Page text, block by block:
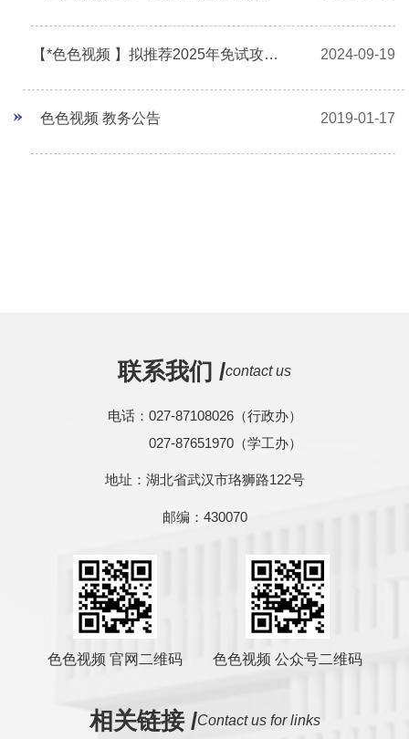
【*色色视频 】拟推荐2025年免试攻读硕士学位研究生公示名单 2024-09-19
色色视频 教务公告 2019-01-17
联系我们 /contact us
电话：027-87108026（行政办）
027-87651970（学工办）
地址：湖北省武汉市珞狮路122号
邮编：430070
色色视频 官网二维码 色色视频 公众号二维码
相关链接 /Contact us for links